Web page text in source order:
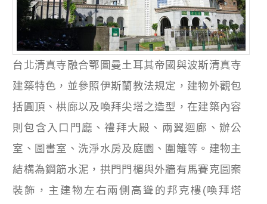
台北清真寺融合鄂圖曼土耳其帝國與波斯清真寺
建築特色，並參照伊斯蘭教法規定，建物外觀包
括圓頂、栱廊以及喚拜尖塔之造型，在建築內容
則包含入口門廳、禮拜大殿、兩翼迴廊、辦公
室、圖書室、洗淨水房及庭園、圍籬等。建物主
結構為鋼筋水泥，拱門門楣與外牆有馬賽克圖案
裝飾，主建物左右兩側高聳的邦克樓(喚拜塔